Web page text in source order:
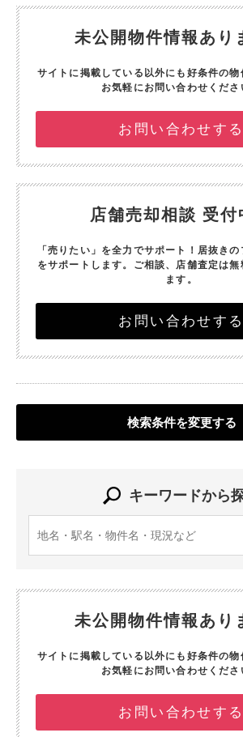
未公開物件情報あり
サイトに掲載している以外にも好条件の物
お気軽にお問い合わせくださ
お問い合わせする
店舗売却相談 受付
「売りたい」を全力でサポート！ 居抜き
をサポートします。 ご相談、店舗査定は
ます。
お問い合わせする
検索条件を変更する
キーワードから
未公開物件情報あり
サイトに掲載している以外にも好条件の物
お気軽にお問い合わせくださ
お問い合わせする